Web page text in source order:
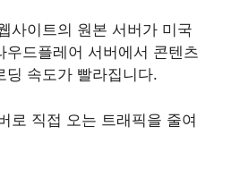
사이트의 원본 서버가 미국
우드플레어 서버에서 콘텐츠
딩 속도가 빨라집니다.
로 직접 오는 트래픽을 줄여